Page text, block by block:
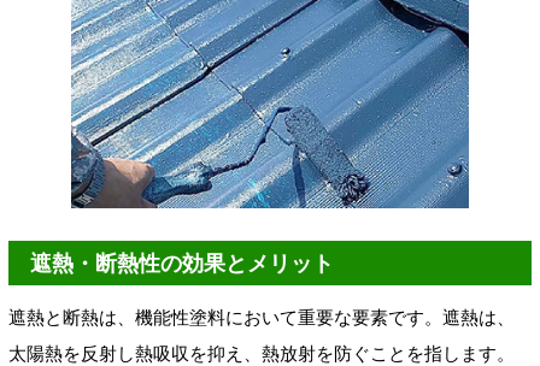
遮熱・断熱性の効果とメリット
遮熱と断熱は、機能性塗料において重要な要素です。遮熱は、
太陽熱を反射し熱吸収を抑え、熱放射を防ぐことを指します。